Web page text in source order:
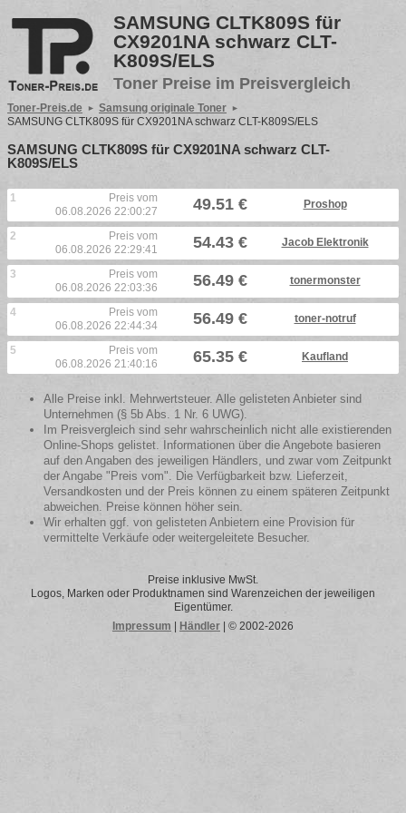
SAMSUNG CLTK809S für
CX9201NA schwarz CLT-
K809S/ELS
Toner Preise im Preisvergleich
Toner-Preis.de
Samsung originale Toner
SAMSUNG CLTK809S für CX9201NA schwarz CLT-K809S/ELS
SAMSUNG CLTK809S für CX9201NA schwarz CLT-
K809S/ELS
1
Preis vom
06.08.2026 22:00:27
49.51 € Proshop
2
Preis vom
06.08.2026 22:29:41
54.43 € Jacob Elektronik
3
Preis vom
06.08.2026 22:03:36
56.49 € tonermonster
4
Preis vom
06.08.2026 22:44:34
56.49 € toner-notruf
5
Preis vom
06.08.2026 21:40:16
65.35 € Kaufland
Alle Preise inkl. Mehrwertsteuer. Alle gelisteten Anbieter sind
Unternehmen (§ 5b Abs. 1 Nr. 6 UWG).
Im Preisvergleich sind sehr wahrscheinlich nicht alle existierenden
Online-Shops gelistet. Informationen über die Angebote basieren
auf den Angaben des jeweiligen Händlers, und zwar vom Zeitpunkt
der Angabe "Preis vom". Die Verfügbarkeit bzw. Lieferzeit,
Versandkosten und der Preis können zu einem späteren Zeitpunkt
abweichen. Preise können höher sein.
Wir erhalten ggf. von gelisteten Anbietern eine Provision für
vermittelte Verkäufe oder weitergeleitete Besucher.
Preise inklusive MwSt.
Logos, Marken oder Produktnamen sind Warenzeichen der jeweiligen
Eigentümer.
Impressum
Händler | © 2002-2026